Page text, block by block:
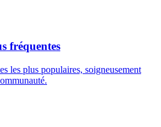
fréquentes
les plus populaires, soigneusement